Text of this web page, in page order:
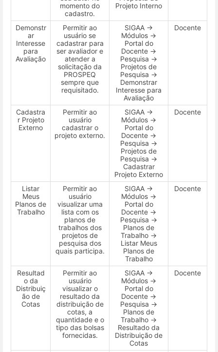
momento do
cadastro.
Projeto Interno
Demonstr
ar
Interesse
para
Avaliação
Permitir ao
usuário se
cadastrar para
ser avaliador e
atender a
solicitação da
PROSPEQ
sempre que
requisitado.
SIGAA →
Módulos →
Portal do
Docente →
Pesquisa →
Projetos de
Pesquisa →
Demonstrar
Interesse para
Avaliação
Docente
Cadastra
r Projeto
Externo
Permitir ao
usuário
cadastrar o
projeto externo.
SIGAA →
Módulos →
Portal do
Docente →
Pesquisa →
Projetos de
Pesquisa →
Cadastrar
Projeto Externo
Docente
Listar
Meus
Planos de
Trabalho
Permitir ao
usuário
visualizar uma
lista com os
planos de
trabalhos dos
projetos de
pesquisa dos
quais participa.
SIGAA →
Módulos →
Portal do
Docente →
Pesquisa →
Planos de
Trabalho →
Listar Meus
Planos de
Trabalho
Docente
Resultad
o da
Distribuiç
ão de
Cotas
Permitir ao
usuário
visualizar o
resultado da
distribuição de
cotas, a
quantidade e o
tipo das bolsas
fornecidas.
SIGAA →
Módulos →
Portal do
Docente →
Pesquisa →
Planos de
Trabalho →
Resultado da
Distribuição de
Cotas
Docente